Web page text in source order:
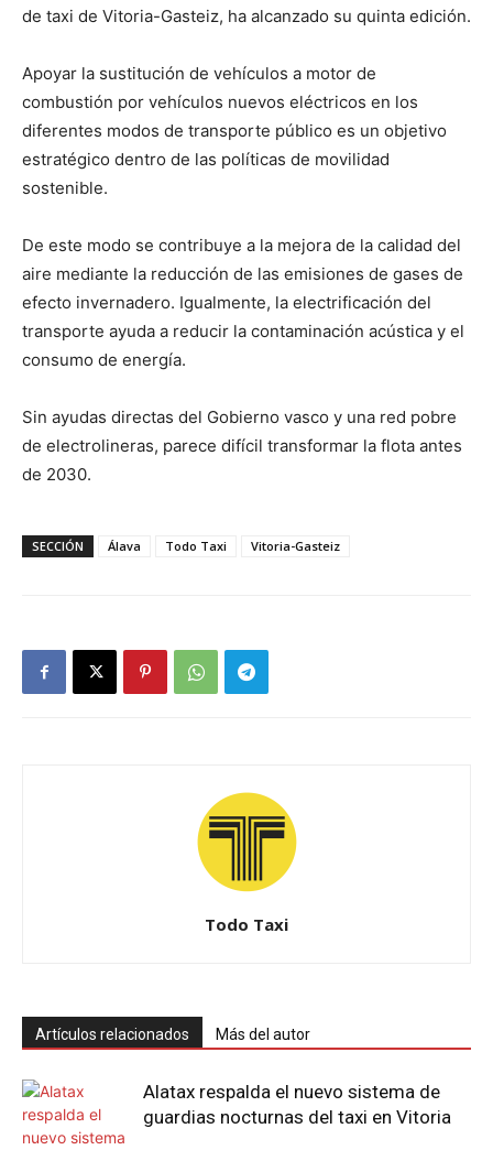
de taxi de Vitoria-Gasteiz, ha alcanzado su quinta edición.
Apoyar la sustitución de vehículos a motor de
combustión por vehículos nuevos eléctricos en los
diferentes modos de transporte público es un objetivo
estratégico dentro de las políticas de movilidad
sostenible.
De este modo se contribuye a la mejora de la calidad del
aire mediante la reducción de las emisiones de gases de
efecto invernadero. Igualmente, la electrificación del
transporte ayuda a reducir la contaminación acústica y el
consumo de energía.
Sin ayudas directas del Gobierno vasco y una red pobre
de electrolineras, parece difícil transformar la flota antes
de 2030.
SECCIÓN Álava Todo Taxi Vitoria-Gasteiz
Todo Taxi
Artículos relacionados Más del autor
Alatax respalda el nuevo sistema de
guardias nocturnas del taxi en Vitoria